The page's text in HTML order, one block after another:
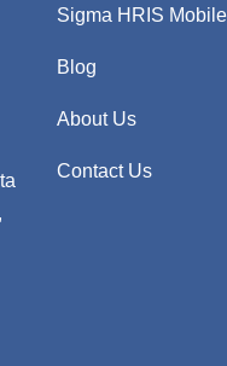
Sigma HRIS Mobile
Blog
About Us
Contact Us